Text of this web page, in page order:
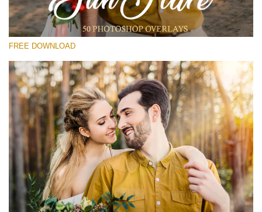
Sun Flares
(50 Overlays)
Light Sparkling
(740 Overlays)
Large 6000*4000px
Entire Collection
(1783 Overlays)
Large 6000*4000px
ดาวน์โหลดฟรี
FREE DOWNLOAD